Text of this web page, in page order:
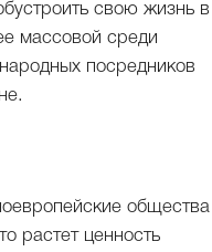
свою жизнь в
массовой среди
посредников
общества
растет ценность